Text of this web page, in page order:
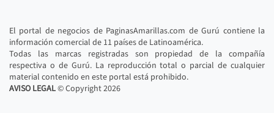
El portal de negocios de PaginasAmarillas.com de Gurú contiene la
información comercial de 11 países de Latinoamérica.
Todas las marcas registradas son propiedad de la compañía
respectiva o de Gurú. La reproducción total o parcial de cualquier
material contenido en este portal está prohibido.
AVISO LEGAL© Copyright2026